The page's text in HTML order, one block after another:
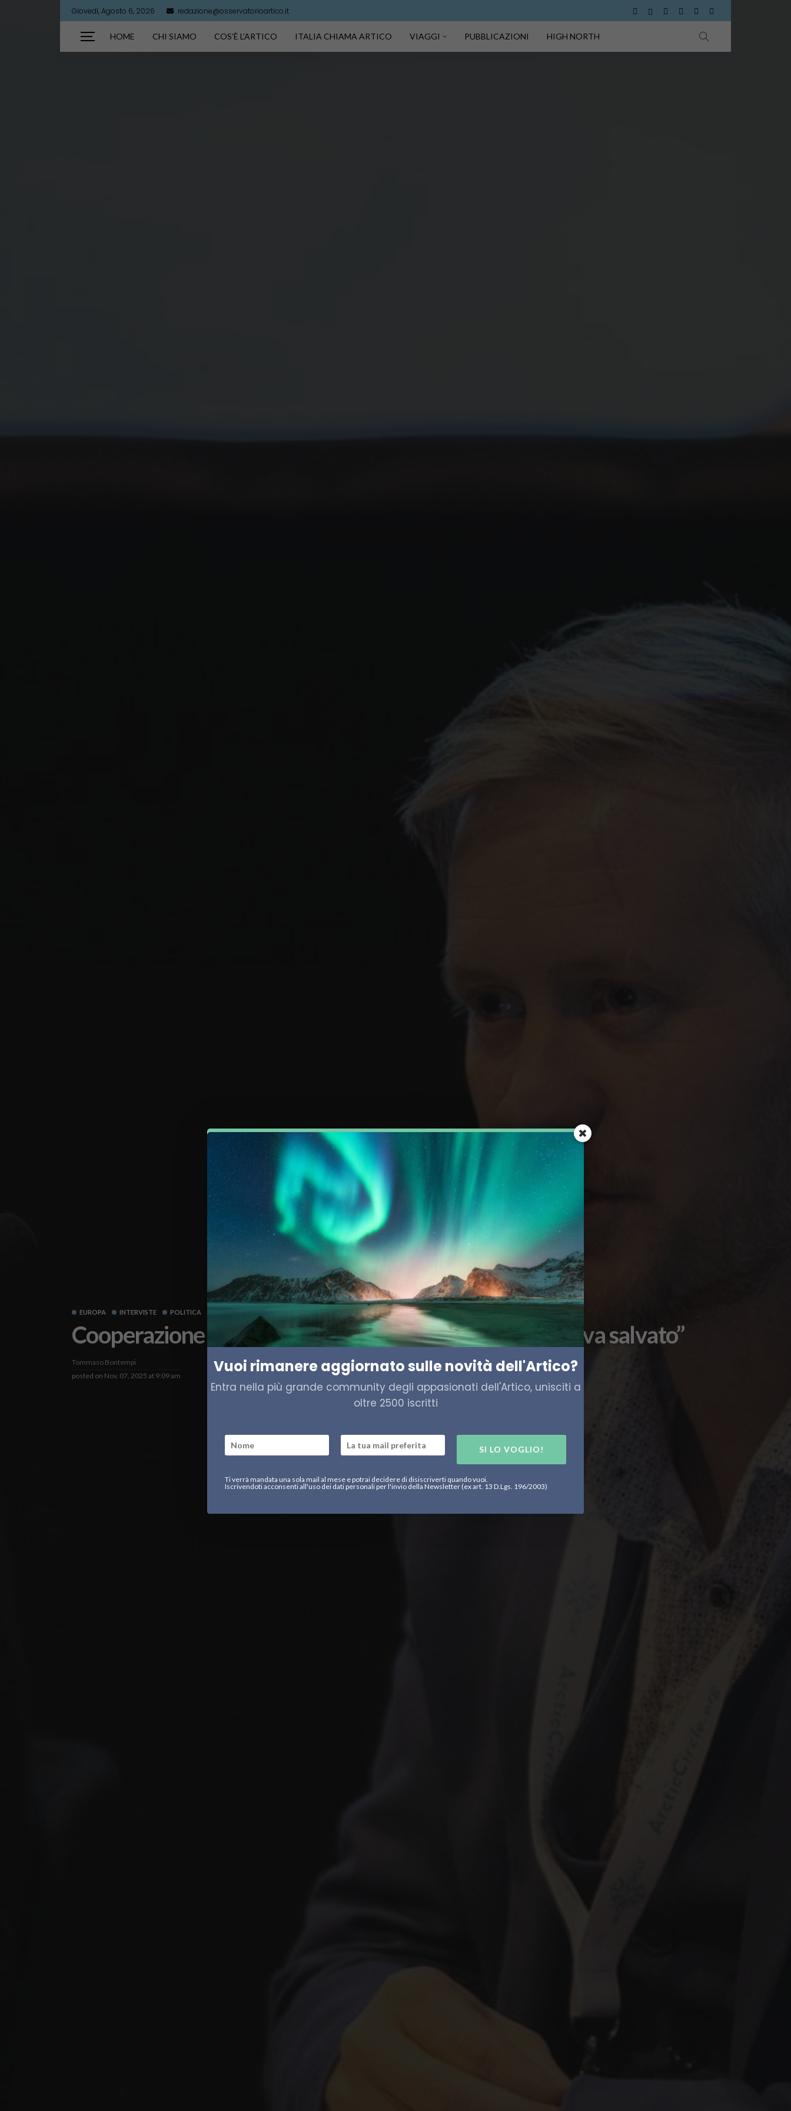
Giovedì, Agosto 6, 2026 redazione@osservatorioartico.it
HOME CHI SIAMO COS’È L’ARTICO ITALIA CHIAMA ARTICO VIAGGI PUBBLICAZIONI HIGH NORTH
EUROPA INTERVISTE POLITICA
Cooperazione in Artico, Raspotnik: “Il Consiglio Artico va salvato”
Tommaso Bontempi
posted on Nov. 07, 2025 at 9:09 am Vuoi rimanere aggiornato sulle novità dell'Artico?
Entra nella più grande community degli appasionati dell'Artico, unisciti a
oltre 2500 iscritti
SI LO VOGLIO!
Ti verrà mandata una sola mail al mese e potrai decidere di disiscriverti quando vuoi.
Iscrivendoti acconsenti all'uso dei dati personali per l'invio della Newsletter (ex art. 13 D.Lgs. 196/2003)